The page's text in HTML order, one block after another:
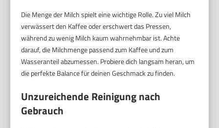
Die Menge der Milch spielt eine wichtige Rolle. Zu viel Milch
verwässert den Kaffee oder erschwert das Pressen,
während zu wenig Milch kaum wahrnehmbar ist. Achte
darauf, die Milchmenge passend zum Kaffee und zum
Wasseranteil abzumessen. Probiere dich langsam heran, um
die perfekte Balance für deinen Geschmack zu finden.
Unzureichende Reinigung nach
Gebrauch